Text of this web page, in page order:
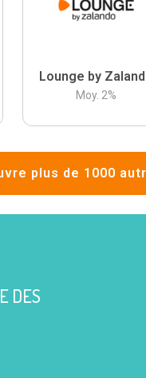
Lounge by
Moy. 2%
plus de 1000
DES